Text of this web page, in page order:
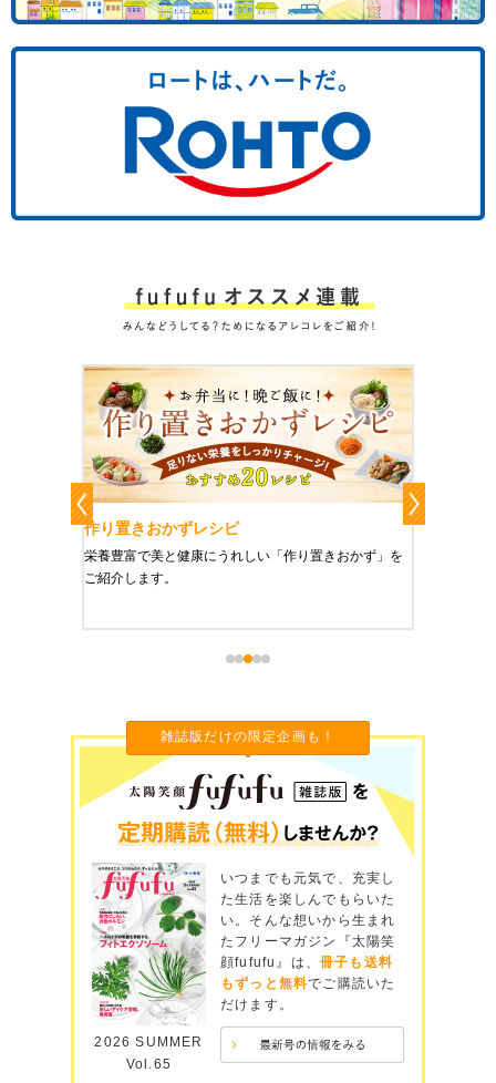
作り置きおかずレシピ
栄養豊富で美と健康にうれしい「作り置きおかず」を
ご紹介します。
雑誌版だけの限定企画も！
2026 SUMMER
Vol.65
いつまでも元気で、充実し
た生活を楽しんでもらいた
い。そんな想いから生まれ
たフリーマガジン『太陽笑
顔fufufu』は、 冊子も送料
もずっと無料でご購読いた
だけます。